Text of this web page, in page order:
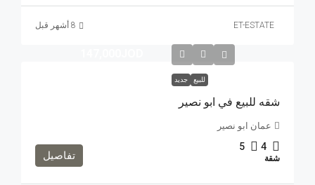
ET-ESTATE
للبيع جديد
شقه للبيع في ابو نصير
عمان ابو نصير
4
5
شقة تفاصيل